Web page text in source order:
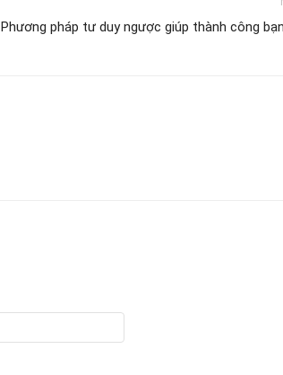
Phương pháp tư duy ngược giúp thành công